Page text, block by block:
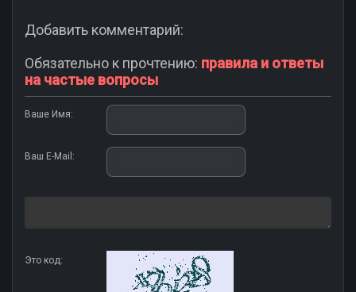
Добавить комментарий:
Обязательно к прочтению: правила и ответы
на частые вопросы
Ваше Имя:
Ваш E-Mail:
Это код: